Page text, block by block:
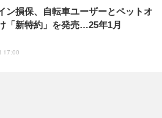
ン損保、自転車ユーザーとペットオ
「新特約」を発売…25年1月
17:00